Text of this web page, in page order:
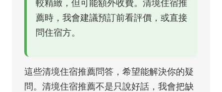
較精緻，但可能額外收費。清境住宿推
薦時，我會建議預訂前看評價，或直接
問住宿方。
這些清境住宿推薦問答，希望能解決你的疑
問。清境住宿推薦不是只說好話，我會把缺